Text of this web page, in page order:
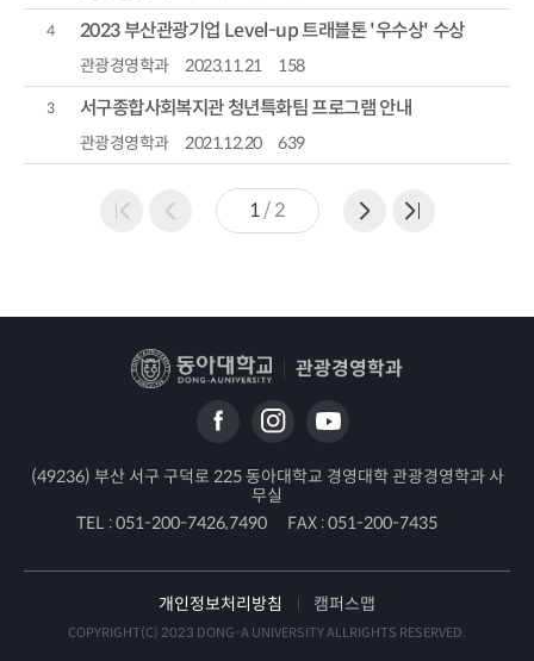
4 2023 부산관광기업 Level-up 트래블톤 '우수상' 수상
관광경영학과 2023.11.21 158
3 서구종합사회복지관 청년특화팀 프로그램 안내
관광경영학과 2021.12.20 639
1/2
관광경영학과
(49236) 부산 서구 구덕로 225 동아대학교 경영대학 관광경영학과 사
무실
TEL :051-200-7426,7490 FAX :051-200-7435
개인정보처리방침 캠퍼스맵
COPYRIGHT(C) 2023 DONG-A UNIVERSITY ALLRIGHTS RESERVED.